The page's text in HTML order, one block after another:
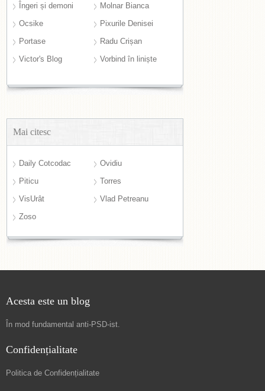
Îngeri și demoni
Molnar Bianca
Ocsike
Pixurile Denisei
Portase
Radu Crișan
Victor's Blog
Vorbind în liniște
Mai citesc
Daily Cotcodac
Ovidiu
Piticu
Torres
VisUrât
Vlad Petreanu
Zoso
Acesta este un blog
În mod fundamental anti-PSD-ist.
Confidențialitate
Politica de Confidențialitate